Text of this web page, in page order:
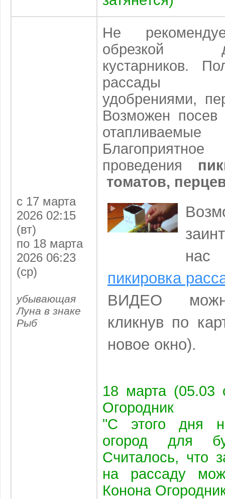
с 17 марта
2026 02:15
(вт)
по 18 марта
2026 06:23
(ср)
убывающая
Луна в знаке
Рыб
Не
обрезкой
кустарников.
рассады
удобрениями,
Возможен посев
проведения
томатов,
пикировка
ВИДЕО
кликнув по
новое окно).
18 марта (05.03
Огородник
"С этого дня
огород для
Считалось, что
на рассаду
Конона